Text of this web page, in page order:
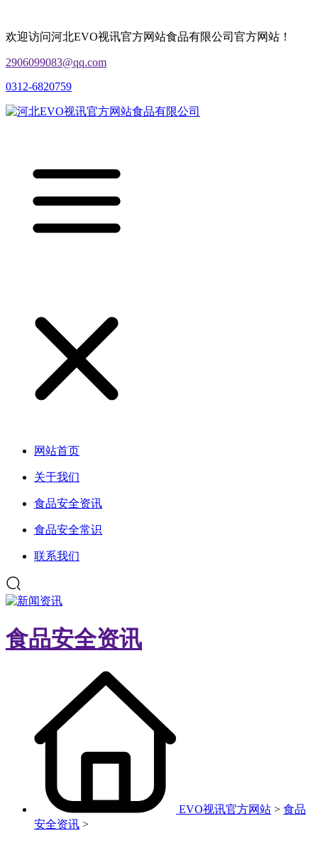
欢迎访问河北EVO视讯官方网站食品有限公司官方网站！
2906099083@qq.com
0312-6820759
网站首页
关于我们
食品安全资讯
食品安全常识
联系我们
食品安全资讯
EVO视讯官方网站 > 食品
安全资讯 >